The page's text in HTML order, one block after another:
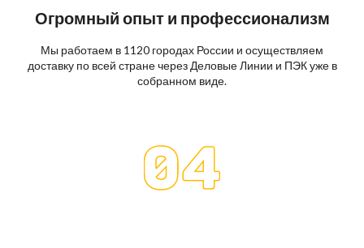
Огромный опыт и профессионализм
Мы работаем в 1120 городах России и осуществляем
доставку по всей стране через Деловые Линии и ПЭК уже в
собранном виде.